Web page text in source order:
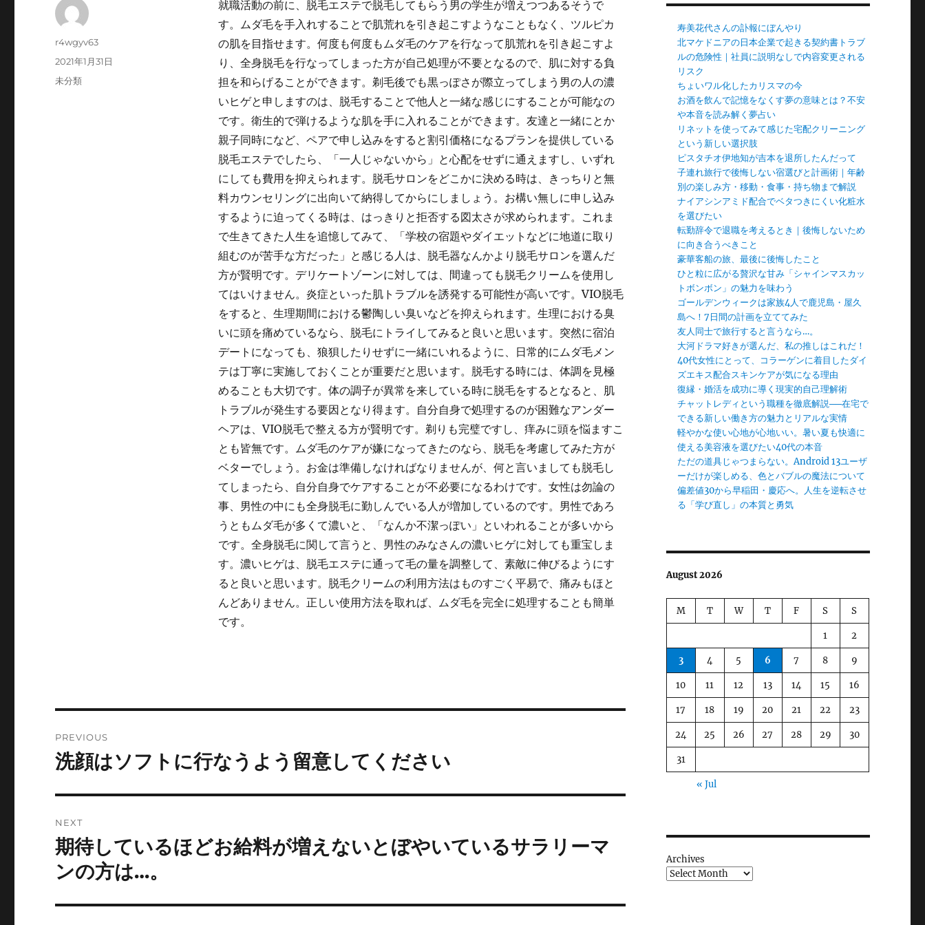
就職活動の前に、脱毛エステで脱毛してもらう男の学生が増えつつあるそうで
す。ムダ毛を手入れすることで肌荒れを引き起こすようなこともなく、ツルピカ
の肌を目指せます。何度も何度もムダ毛のケアを行なって肌荒れを引き起こすよ
り、全身脱毛を行なってしまった方が自己処理が不要となるので、肌に対する負
担を和らげることができます。剃毛後でも黒っぽさが際立ってしまう男の人の濃
いヒゲと申しますのは、脱毛することで他人と一緒な感じにすることが可能なの
です。衛生的で弾けるような肌を手に入れることができます。友達と一緒にとか
親子同時になど、ペアで申し込みをすると割引価格になるプランを提供している
脱毛エステでしたら、「一人じゃないから」と心配をせずに通えますし、いずれ
にしても費用を抑えられます。脱毛サロンをどこかに決める時は、きっちりと無
料カウンセリングに出向いて納得してからにしましょう。お構い無しに申し込み
するように迫ってくる時は、はっきりと拒否する図太さが求められます。これま
で生きてきた人生を追憶してみて、「学校の宿題やダイエットなどに地道に取り
組むのが苦手な方だった」と感じる人は、脱毛器なんかより脱毛サロンを選んだ
方が賢明です。デリケートゾーンに対しては、間違っても脱毛クリームを使用し
てはいけません。炎症といった肌トラブルを誘発する可能性が高いです。VIO脱毛
をすると、生理期間における鬱陶しい臭いなどを抑えられます。生理における臭
いに頭を痛めているなら、脱毛にトライしてみると良いと思います。突然に宿泊
デートになっても、狼狽したりせずに一緒にいれるように、日常的にムダ毛メン
テは丁寧に実施しておくことが重要だと思います。脱毛する時には、体調を見極
めることも大切です。体の調子が異常を来している時に脱毛をするとなると、肌
トラブルが発生する要因となり得ます。自分自身で処理するのが困難なアンダー
ヘアは、VIO脱毛で整える方が賢明です。剃りも完璧ですし、痒みに頭を悩ますこ
とも皆無です。ムダ毛のケアが嫌になってきたのなら、脱毛を考慮してみた方が
ベターでしょう。お金は準備しなければなりませんが、何と言いましても脱毛し
てしまったら、自分自身でケアすることが不必要になるわけです。女性は勿論の
事、男性の中にも全身脱毛に勤しんでいる人が増加しているのです。男性であろ
うともムダ毛が多くて濃いと、「なんか不潔っぽい」といわれることが多いから
です。全身脱毛に関して言うと、男性のみなさんの濃いヒゲに対しても重宝しま
す。濃いヒゲは、脱毛エステに通って毛の量を調整して、素敵に伸びるようにす
ると良いと思います。脱毛クリームの利用方法はものすごく平易で、痛みもほと
んどありません。正しい使用方法を取れば、ムダ毛を完全に処理することも簡単
です。
Author
r4wgyv63
Posted
on
2021年1月31日
Categories
未分類
navigation
PREVIOUS
Previous
洗顔はソフトに行なうよう留意してください
NEXT
Next
post:
期待しているほどお給料が増えないとぼやいているサラリーマ
ンの方は…。
寿美花代さんの訃報にぼんやり
北マケドニアの日本企業で起きる契約書トラブ
ルの危険性｜社員に説明なしで内容変更される
リスク
ちょいワル化したカリスマの今
お酒を飲んで記憶をなくす夢の意味とは？不安
や本音を読み解く夢占い
リネットを使ってみて感じた宅配クリーニング
という新しい選択肢
ピスタチオ伊地知が吉本を退所したんだって
子連れ旅行で後悔しない宿選びと計画術｜年齢
別の楽しみ方・移動・食事・持ち物まで解説
ナイアシンアミド配合でベタつきにくい化粧水
を選びたい
転勤辞令で退職を考えるとき｜後悔しないため
に向き合うべきこと
豪華客船の旅、最後に後悔したこと
ひと粒に広がる贅沢な甘み「シャインマスカッ
トボンボン」の魅力を味わう
ゴールデンウィークは家族4人で鹿児島・屋久
島へ！7日間の計画を立ててみた
友人同士で旅行すると言うなら…。
大河ドラマ好きが選んだ、私の推しはこれだ！
40代女性にとって、コラーゲンに着目したダイ
ズエキス配合スキンケアが気になる理由
復縁・婚活を成功に導く現実的自己理解術
チャットレディという職種を徹底解説──在宅で
できる新しい働き方の魅力とリアルな実情
軽やかな使い心地が心地いい。暑い夏も快適に
使える美容液を選びたい40代の本音
ただの道具じゃつまらない。Android 13ユーザ
ーだけが楽しめる、色とバブルの魔法について
偏差値30から早稲田・慶応へ。人生を逆転させ
る「学び直し」の本質と勇気
August 2026
M T W T F S S
1 2
3 4 5 6 7 8 9
10 11 12 13 14 15 16
17 18 19 20 21 22 23
24 25 26 27 28 29 30
31
« Jul
Archives